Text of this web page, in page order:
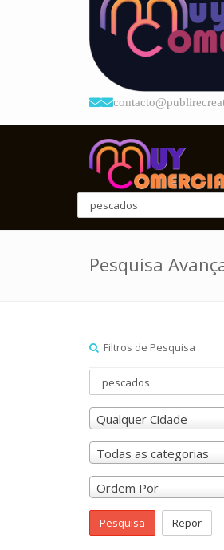
Pesquisa
Filtros de Pesquisa
Qualquer Cidade
Todas as categorias
Ordem Por
Pesquisa Repor